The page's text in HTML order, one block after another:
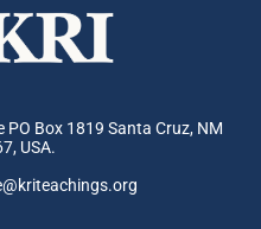
PO Box 1819 Santa Cruz, NM
USA.